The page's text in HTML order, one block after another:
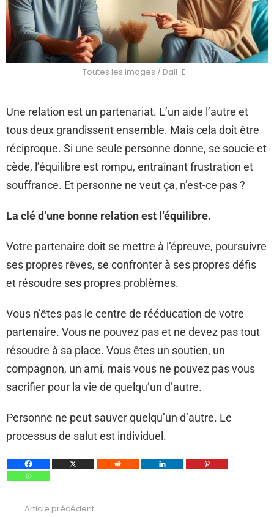
Toutes les images / Dall-E
Une relation est un partenariat. L’un aide l’autre et
tous deux grandissent ensemble. Mais cela doit être
réciproque. Si une seule personne donne, se soucie et
cède, l’équilibre est rompu, entraînant frustration et
souffrance. Et personne ne veut ça, n’est-ce pas ?
La clé d’une bonne relation est l’équilibre.
Votre partenaire doit se mettre à l’épreuve, poursuivre
ses propres rêves, se confronter à ses propres défis
et résoudre ses propres problèmes.
Vous n’êtes pas le centre de rééducation de votre
partenaire. Vous ne pouvez pas et ne devez pas tout
résoudre à sa place. Vous êtes un soutien, un
compagnon, un ami, mais vous ne pouvez pas vous
sacrifier pour la vie de quelqu’un d’autre.
Personne ne peut sauver quelqu’un d’autre. Le
processus de salut est individuel.
Article précédent